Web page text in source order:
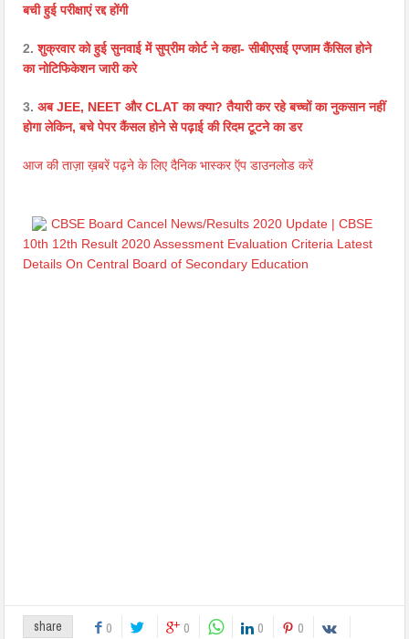
बची हुई परीक्षाएं रद्द होंगी
2.शुक्रवार को हुई सुनवाई में सुप्रीम कोर्ट ने कहा- सीबीएसई एग्जाम कैंसिल होने
का नोटिफिकेशन जारी करे
3.अब JEE, NEET और CLAT का क्या? तैयारी कर रहे बच्चों का नुकसान नहीं
होगा लेकिन, बचे पेपर कैंसल होने से पढ़ाई की रिदम टूटने का डर
आज की ताज़ा ख़बरें पढ़ने के लिए दैनिक भास्कर ऍप डाउनलोड करें
CBSE Board Cancel News/Results 2020 Update | CBSE
10th 12th Result 2020 Assessment Evaluation Criteria Latest
Details On Central Board of Secondary Education
share 0 0 0 0